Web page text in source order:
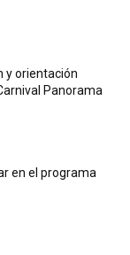
y orientación
Panorama
en el programa